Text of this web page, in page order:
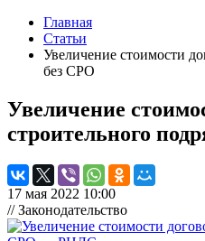
Главная
Статьи
Увеличение стоимости
без СРО
Увеличение
строительного
17 мая 2022 10:00
// Законодательство